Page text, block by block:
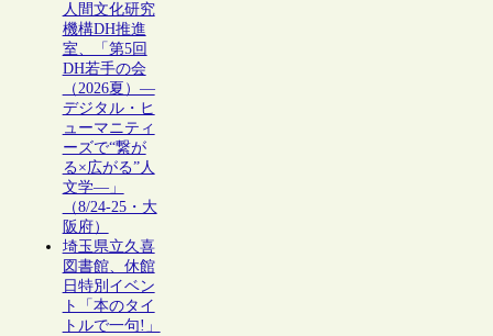
人間文化研究
機構DH推進
室、「第5回
DH若手の会
（2026夏）―
デジタル・ヒ
ューマニティ
ーズで“繋が
る×広がる”人
文学―」
（8/24-25・大
阪府）
埼玉県立久喜
図書館、休館
日特別イベン
ト「本のタイ
トルで一句!」